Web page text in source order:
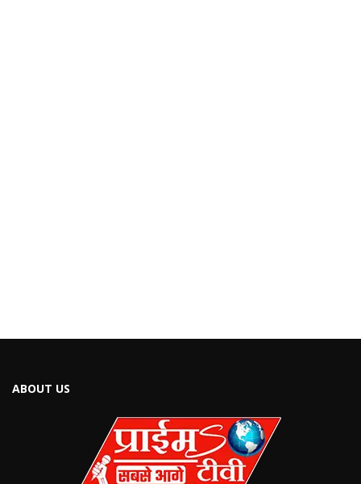
ABOUT US